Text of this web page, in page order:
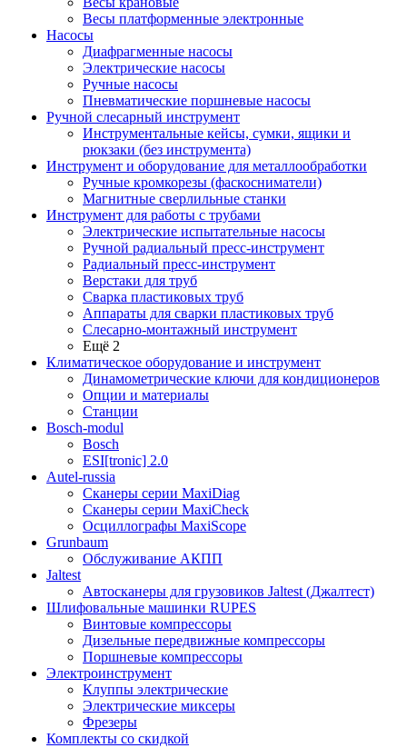
Весы платформенные электронные
Насосы
Диафрагменные насосы
Электрические насосы
Ручные насосы
Пневматические поршневые насосы
Ручной слесарный инструмент
Инструментальные кейсы, сумки, ящики и
рюкзаки (без инструмента)
Инструмент и оборудование для металлообработки
Ручные кромкорезы (фаскосниматели)
Магнитные сверлильные станки
Инструмент для работы с трубами
Электрические испытательные насосы
Ручной радиальный пресс-инструмент
Радиальный пресс-инструмент
Верстаки для труб
Сварка пластиковых труб
Аппараты для сварки пластиковых труб
Слесарно-монтажный инструмент
Ещё 2
Климатическое оборудование и инструмент
Динамометрические ключи для кондиционеров
Опции и материалы
Станции
Bosch-modul
Bosch
ESI[tronic] 2.0
Autel-russia
Сканеры серии MaxiDiag
Сканеры серии MaxiCheck
Осциллографы MaxiScope
Grunbaum
Обслуживание АКПП
Jaltest
Автосканеры для грузовиков Jaltest (Джалтест)
Шлифовальные машинки RUPES
Винтовые компрессоры
Дизельные передвижные компрессоры
Поршневые компрессоры
Электроинструмент
Клуппы электрические
Электрические миксеры
Фрезеры
Комплекты со скидкой